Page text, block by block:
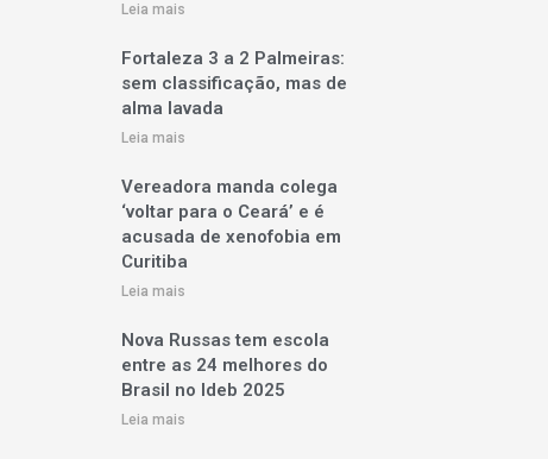
Leia mais
Fortaleza 3 a 2 Palmeiras:
sem classificação, mas de
alma lavada
Leia mais
Vereadora manda colega
‘voltar para o Ceará’ e é
acusada de xenofobia em
Curitiba
Leia mais
Nova Russas tem escola
entre as 24 melhores do
Brasil no Ideb 2025
Leia mais